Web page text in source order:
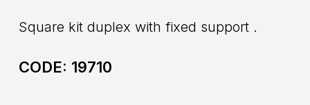
Square kit duplex with fixed support .
CODE: 19710